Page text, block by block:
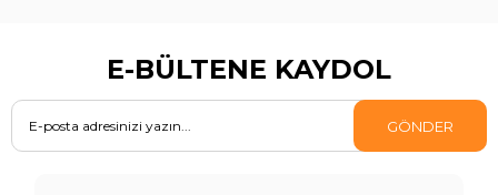
E-BÜLTENE KAYDOL
GÖNDER